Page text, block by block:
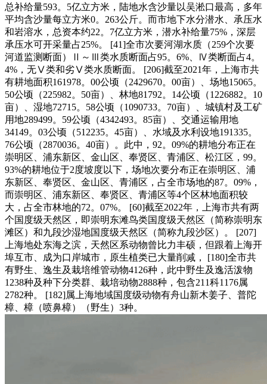
总补给量593。5亿立方米，陆地水含沙量以吴淞口最高，多年
平均含沙量每立方米0。263公斤。而市地下水分潜水、承压水
和岩溶水，总资本约22。7亿立方米，潜水补给量75%，深层
承压水可开采量占25%。 [41]全市次要河湖水质（259个次要
河道监测断面）Ⅱ～Ⅲ类水质断面占95。6%、Ⅳ类断面占4。
4%，无Ⅴ类和劣Ⅴ类水质断面。 [206]截至2021年，上海市共
有耕地面积161978。00公顷（2429670。00亩）、场地15065。
50公顷（225982。50亩）、林地81792。14公顷（1226882。10
亩）、湿地72715。58公顷（1090733。70亩）、城镇村及工矿
用地289499。59公顷（4342493。85亩）、交通运输用地
34149。03公顷（512235。45亩）、水域及水利设地191335。
76公顷（2870036。40亩）。此中，92。09%的耕地分布正在
崇明区、浦东新区、金山区、奉贤区、青浦区、松江区，99。
93%的耕地位于2度坡度以下，场地次要分布正在崇明区、浦
东新区、奉贤区、金山区、青浦区，占全市场地的87。09%，
而崇明区、浦东新区、奉贤区、青浦区等4个区林地面积较
大，占全市林地的72。07%。 [60]截至2022年，上海市共有两
个国度级天然区，即崇明东滩鸟类国度级天然区（简称崇明东
滩区）和九段沙湿地国度级天然区（简称九段沙区）。 [207]
上海地处东海之滨，天然区系动物曾比力丰硕，但跟着上海开
埠互市、成为口岸城市，原生植类已大量削减， [180]全市共
有野生、逸生及栽培维管动物4126种，此中野生及逸活泼物
1238种及种下分类群、栽培动物2888种，包含211科1176属
2782种。 [182]属上海地域国度级动物有舟山新木姜子、普陀
樟、樟（喷鼻樟）（野生）3种。